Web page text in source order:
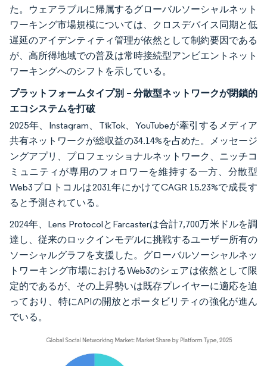
た。ウェアラブルに帰属するグローバルソーシャルネット
ワーキング市場規模については、クロスデバイス同期と低
遅延のアイデンティティ管理が依然として制約要因である
が、高所得地域での普及は常時接続型アンビエントネット
ワーキングへのシフトを示している。
プラットフォームタイプ別 – 分散型ネットワークが閉鎖的
エコシステムを打破
2025年、Instagram、TikTok、YouTubeが牽引するメディア
共有ネットワークが総収益の34.14%を占めた。メッセージ
ングアプリ、プロフェッショナルネットワーク、ニッチコ
ミュニティが専用のフォロワーを維持する一方、分散型
Web3プロトコルは2031年にかけてCAGR 15.23%で成長す
ると予測されている。
2024年、Lens ProtocolとFarcasterは合計7,700万米ドルを調
達し、従来のロックインモデルに挑戦するユーザー所有の
ソーシャルグラフを支援した。グローバルソーシャルネッ
トワーキング市場におけるWeb3のシェアは依然として限
定的であるが、その上昇勢いは既存プレイヤーに適応を迫
っており、特にAPIの開放とポータビリティの強化が進ん
でいる。